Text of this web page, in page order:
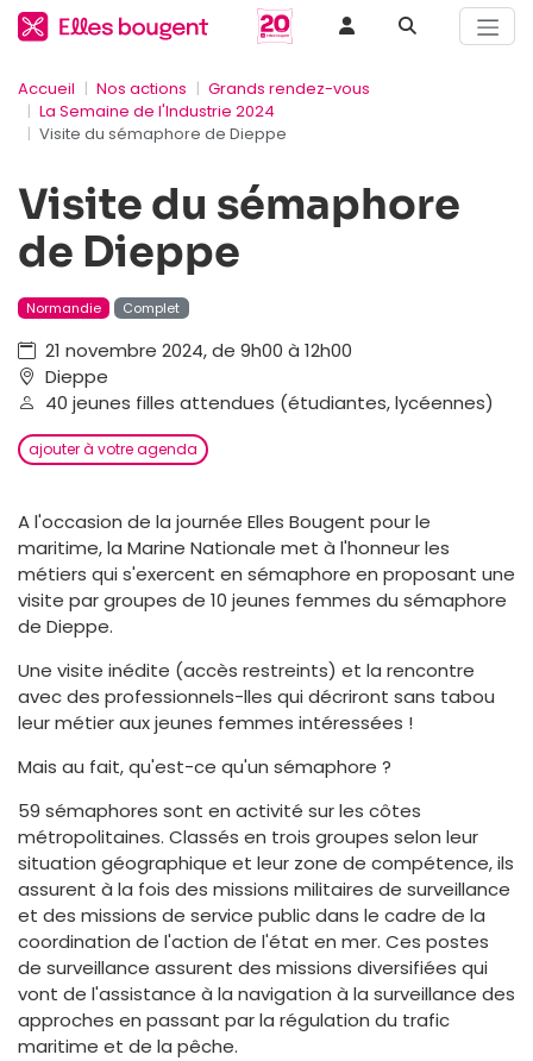
Accueil Nos actions
Grands rendez-vous
La Semaine de l'Industrie 2024
Visite du sémaphore de Dieppe
Visite du sémaphore
de Dieppe
Normandie Complet
21 novembre 2024, de 9h00 à 12h00
Dieppe
40 jeunes filles attendues (étudiantes, lycéennes)
ajouter à votre agenda
A l'occasion de la journée Elles Bougent pour le
maritime, la Marine Nationale met à l'honneur les
métiers qui s'exercent en sémaphore en proposant une
visite par groupes de 10 jeunes femmes du sémaphore
de Dieppe.
Une visite inédite (accès restreints) et la rencontre
avec des professionnels-lles qui décriront sans tabou
leur métier aux jeunes femmes intéressées !
Mais au fait, qu'est-ce qu'un sémaphore ?
59 sémaphores sont en activité sur les côtes
métropolitaines. Classés en trois groupes selon leur
situation géographique et leur zone de compétence, ils
assurent à la fois des missions militaires de surveillance
et des missions de service public dans le cadre de la
coordination de l'action de l'état en mer. Ces postes
de surveillance assurent des missions diversifiées qui
vont de l'assistance à la navigation à la surveillance des
approches en passant par la régulation du trafic
maritime et de la pêche.